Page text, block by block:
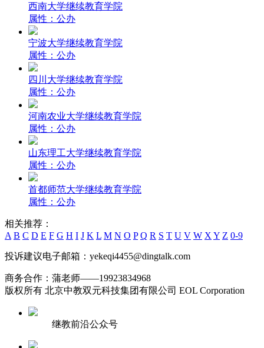
西南大学继续教育学院
属性：公办
宁波大学继续教育学院
属性：公办
四川大学继续教育学院
属性：公办
河南农业大学继续教育学院
属性：公办
山东理工大学继续教育学院
属性：公办
首都师范大学继续教育学院
属性：公办
相关推荐：
A B C D E F G H I J K L M N O P Q R S T U V W X Y Z 0-9
投诉建议电子邮箱：yekeqi4455@dingtalk.com
商务合作：蒲老师——19923834968
版权所有 北京中教双元科技集团有限公司 EOL Corporation
继教前沿公众号